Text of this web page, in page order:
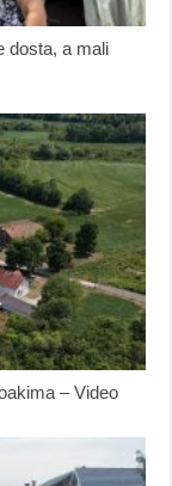
dosta, a mali
– Video